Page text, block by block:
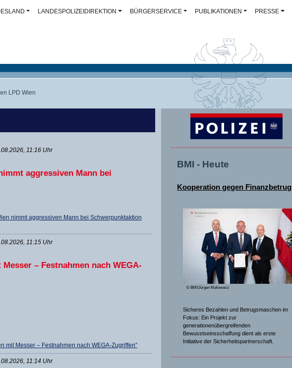
LANDESPOLIZEIDIREKTION BÜRGERSERVICE PUBLIKATIONEN PRESSE
LPD Wien
11:16 Uhr
aggressiven Mann bei
nimmt aggressiven Mann bei Schwerpunktaktion
11:15 Uhr
– Festnahmen nach WEGA-
mit Messer – Festnahmen nach WEGA-Zugriffen”
11:14 Uhr
BMI - Heute
Kooperation gegen Finanzbetrug
© BMI/Jürgen Makowecz
Sicheres Bezahlen und Betrugsmaschen im
Fokus: Ein Projekt zur
generationenübergreifenden
Bewusstseinsschaffung dient als erste
Initiative der Sicherheitspartnerschaft.